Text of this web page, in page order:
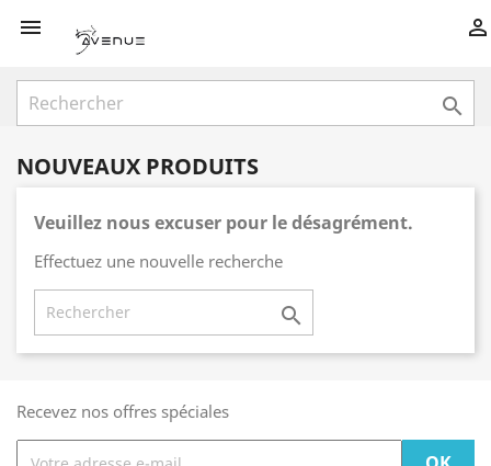
 

NOUVEAUX PRODUITS
Veuillez nous excuser pour le désagrément.
Effectuez une nouvelle recherche

Recevez nos offres spéciales